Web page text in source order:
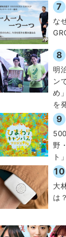
7
な
8
明
ン
め
を
9
野
ト
10
大
は